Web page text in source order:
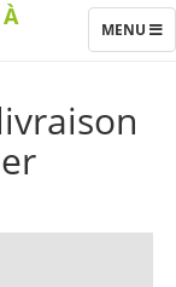
TOGGLE
MENU